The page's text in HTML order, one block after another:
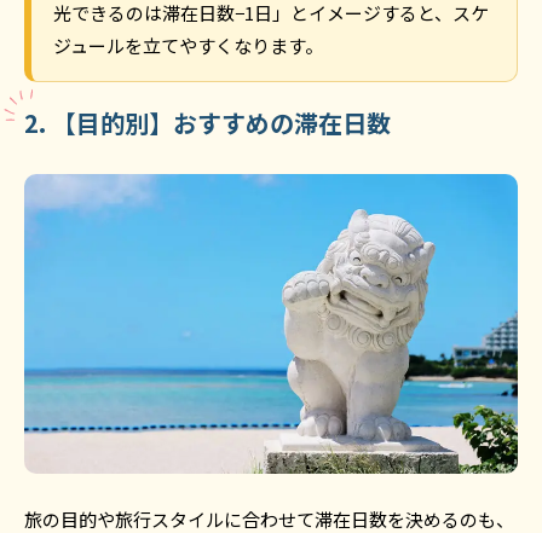
光できるのは滞在日数−1日」とイメージすると、スケ
ジュールを立てやすくなります。
2. 【目的別】おすすめの滞在日数
旅の目的や旅行スタイルに合わせて滞在日数を決めるのも、